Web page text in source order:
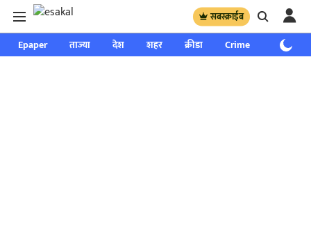
सबस्क्राईब
Epaper ताज्या देश शहर क्रीडा Crime साप्ताहिक